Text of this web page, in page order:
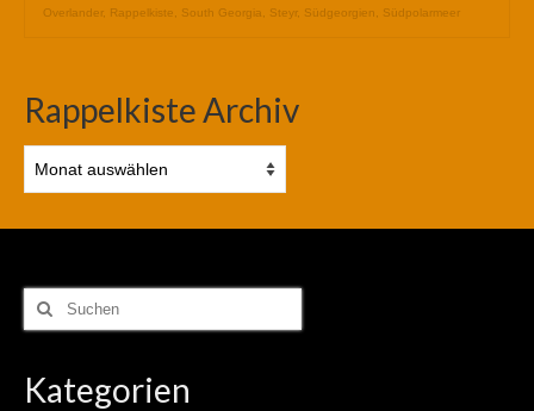
Overlander, Rappelkiste South Georgia Steyr, Südgeorgien Südpolarmeer
Rappelkiste Archiv
Archiv
Suchen
nach:
Kategorien